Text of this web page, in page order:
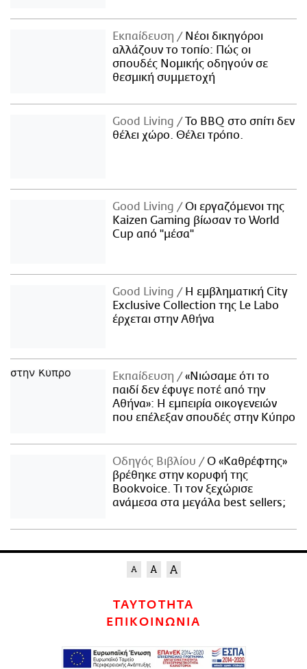
Εκπαίδευση
Νέοι δικηγόροι
αλλάζουν το τοπίο: Πώς οι
σπουδές Νομικής οδηγούν σε
θεσμική συμμετοχή
Good Living
Το BBQ στο σπίτι δεν
θέλει χώρο. Θέλει τρόπο.
Good Living
Οι εργαζόμενοι της
Kaizen Gaming βίωσαν το World
Cup από "μέσα"
Good Living
Η εμβληματική City
Exclusive Collection της Le Labo
έρχεται στην Αθήνα
Εκπαίδευση
«Νιώσαμε ότι το
παιδί δεν έφυγε ποτέ από την
Αθήνα»: Η εμπειρία οικογενειών
που επέλεξαν σπουδές στην Κύπρο
Οδηγός Βιβλίου
Ο «Καθρέφτης»
βρέθηκε στην κορυφή της
Bookvoice. Τι τον ξεχώρισε
ανάμεσα στα μεγάλα best sellers;
ΤΑΥΤΟΤΗΤΑ
ΕΠΙΚΟΙΝΩΝΙΑ